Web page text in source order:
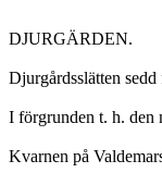
DJURGÄRDEN.
Djurgårdsslätten sedd
I förgrunden t. h. den
Kvarnen på